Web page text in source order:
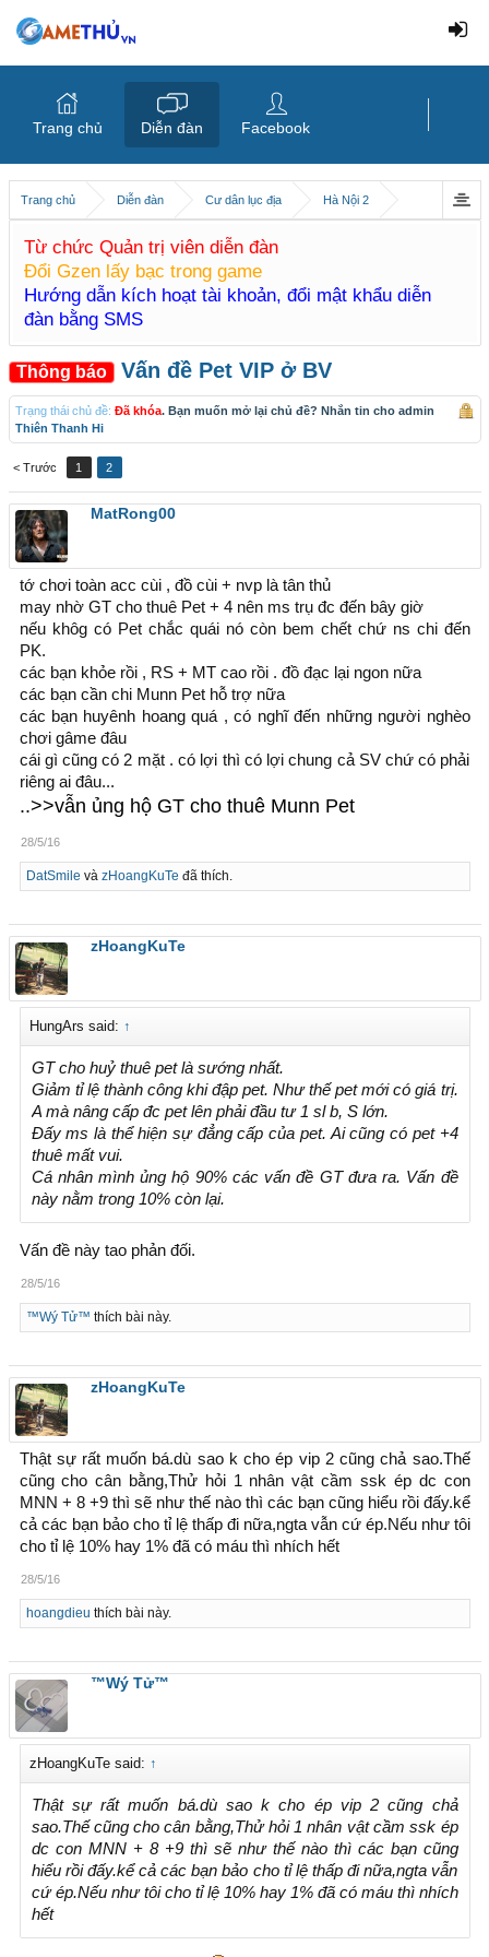
Trang chủ Diễn đàn Cư dân lục địa Hà Nội 2
Từ chức Quản trị viên diễn đàn
Đổi Gzen lấy bạc trong game
Hướng dẫn kích hoạt tài khoản, đổi mật khẩu diễn
đàn bằng SMS
Thông báo Vấn đề Pet VIP ở BV
Trạng thái chủ đề: Đã khóa. Bạn muốn mở lại chủ đề? Nhắn tin cho admin
Thiên Thanh Hi
< Trước 1 2
MatRong00
tớ chơi toàn acc cùi , đồ cùi + nvp là tân thủ
may nhờ GT cho thuê Pet + 4 nên ms trụ đc đến bây giờ
nếu khôg có Pet chắc quái nó còn bem chết chứ ns chi đến
PK.
các bạn khỏe rồi , RS + MT cao rồi . đồ đạc lại ngon nữa
các bạn cần chi Munn Pet hỗ trợ nữa
các bạn huyênh hoang quá , có nghĩ đến những người nghèo
chơi gâme đâu
cái gì cũng có 2 mặt . có lợi thì có lợi chung cả SV chứ có phải
riêng ai đâu...
..>>vẫn ủng hộ GT cho thuê Munn Pet
28/5/16
DatSmile và zHoangKuTe đã thích.
zHoangKuTe
HungArs said: ↑
GT cho huỷ thuê pet là sướng nhất.
Giảm tỉ lệ thành công khi đập pet. Như thế pet mới có giá trị.
A mà nâng cấp đc pet lên phải đầu tư 1 sl b, S lớn.
Đấy ms là thể hiện sự đẳng cấp của pet. Ai cũng có pet +4
thuê mất vui.
Cá nhân mình ủng hộ 90% các vấn đề GT đưa ra. Vấn đề
này nằm trong 10% còn lại.
Vấn đề này tao phản đối.
28/5/16
™Wý Tử™ thích bài này.
zHoangKuTe
Thật sự rất muốn bá.dù sao k cho ép vip 2 cũng chả sao.Thế
cũng cho cân bằng,Thử hỏi 1 nhân vật cầm ssk ép dc con
MNN + 8 +9 thì sẽ như thế nào thì các bạn cũng hiểu rồi đấy.kể
cả các bạn bảo cho tỉ lệ thấp đi nữa,ngta vẫn cứ ép.Nếu như tôi
cho tỉ lệ 10% hay 1% đã có máu thì nhích hết
28/5/16
hoangdieu thích bài này.
™Wý Tử™
zHoangKuTe said: ↑
Thật sự rất muốn bá.dù sao k cho ép vip 2 cũng chả
sao.Thế cũng cho cân bằng,Thử hỏi 1 nhân vật cầm ssk ép
dc con MNN + 8 +9 thì sẽ như thế nào thì các bạn cũng
hiểu rồi đấy.kể cả các bạn bảo cho tỉ lệ thấp đi nữa,ngta vẫn
cứ ép.Nếu như tôi cho tỉ lệ 10% hay 1% đã có máu thì nhích
hết
Trang chủ Diễn đàn Facebook